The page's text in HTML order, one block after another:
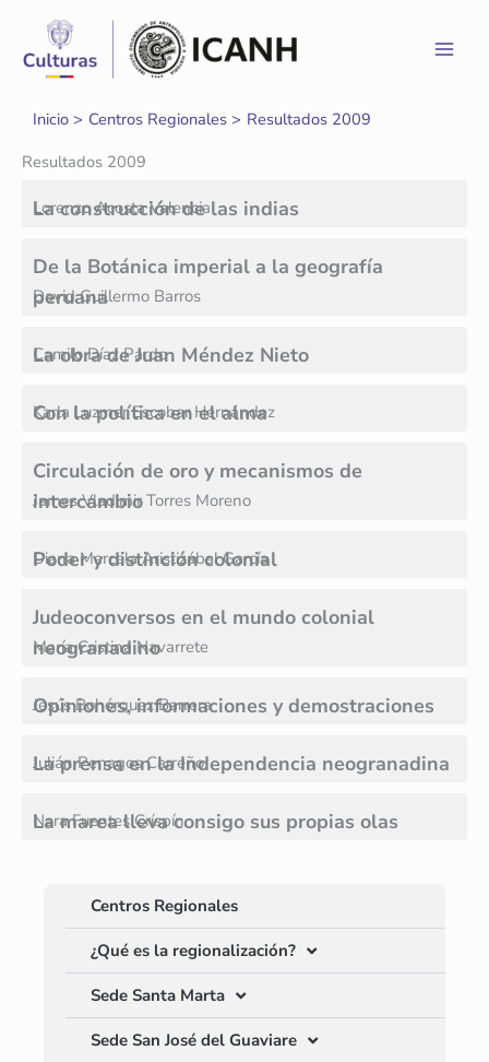
contenido
Inicio Centros Regionales
Resultados 2009
Resultados 2009
Centros Regionales
¿Qué es la regionalización?
Sede Santa Marta
Sede San José del Guaviare
La construcción de las indias
Lorenzo Acosta Valencia
De la Botánica imperial a la geografía
peruana
David Guillermo Barros
La obra de Juan Méndez Nieto
Camilo Díaz Pardo
Con la política en el alma
Karla Luzmer Escobar Hernández
Circulación de oro y mecanismos de
intercambio
James Vladimir Torres Moreno
Poder y distinción colonial
Diana Marcela Aristizábal García
Judeoconversos en el mundo colonial
neogranadino
María Cristina Navarrete
Opiniones, informaciones y demostraciones
Jesús Bohórquez Barrera
La prensa en la Independencia neogranadina
Julián Penagos Carreño
La marea lleva consigo sus propias olas
Nara Fuentes Críspín